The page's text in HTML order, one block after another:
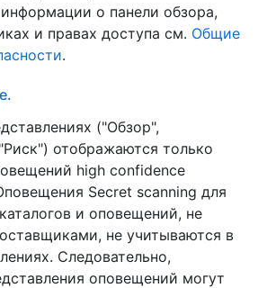
о панели обзора,
и правах доступа см. Общие
.
("Обзор",
отображаются только
high confidence
Secret scanning для
и оповещений, не
не учитываются в
Следовательно,
оповещений могут